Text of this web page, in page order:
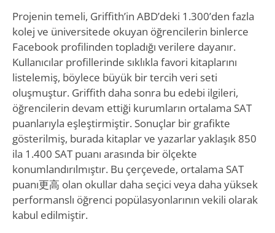
Projenin temeli, Griffith’in ABD’deki 1.300’den fazla
kolej ve üniversitede okuyan öğrencilerin binlerce
Facebook profilinden topladığı verilere dayanır.
Kullanıcılar profillerinde sıklıkla favori kitaplarını
listelemiş, böylece büyük bir tercih veri seti
oluşmuştur. Griffith daha sonra bu edebi ilgileri,
öğrencilerin devam ettiği kurumların ortalama SAT
puanlarıyla eşleştirmiştir. Sonuçlar bir grafikte
gösterilmiş, burada kitaplar ve yazarlar yaklaşık 850
ila 1.400 SAT puanı arasında bir ölçekte
konumlandırılmıştır. Bu çerçevede, ortalama SAT
puanı更高 olan okullar daha seçici veya daha yüksek
performanslı öğrenci popülasyonlarının vekili olarak
kabul edilmiştir.